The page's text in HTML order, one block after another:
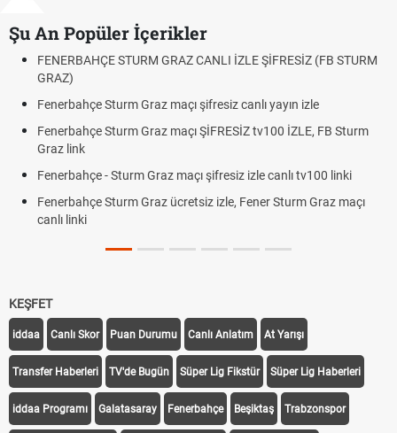
Şu An Popüler İçerikler
GRAZ CANLI İZLE ŞİFRESİZ (FB STURM
Graz maçı şifresiz canlı yayın izle
Graz maçı ŞİFRESİZ tv100 İZLE, FB Sturm
Graz maçı şifresiz izle canlı tv100 linki
Graz ücretsiz izle, Fener Sturm Graz maçı
Fındık Fiyatı
Altın Yükselecek
Rövanşı Saat
KEŞFET
iddaa Canlı Skor Puan Durumu Canlı Anlatım At Yarışı
Transfer Haberleri TV'de Bugün Süper Lig Fikstür Süper Lig Haberleri